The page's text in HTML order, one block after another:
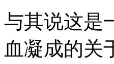
与其说这是
血凝成的关